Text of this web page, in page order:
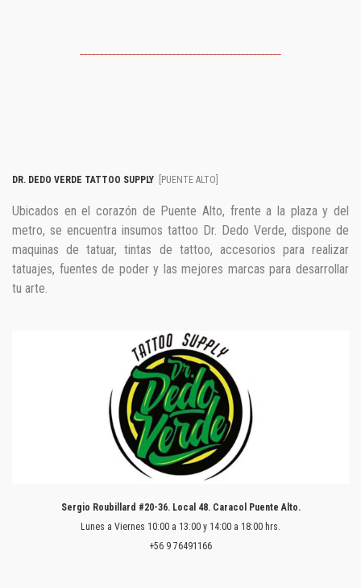
DR. DEDO VERDE TATTOO SUPPLY [PUENTE ALTO]
Ubicados en el corazón de Puente Alto, frente a la plaza y del
metro, se encuentra insumos tattoo Dr. Dedo Verde, dispone de
maquinas de tatuar, tintas de tattoo, accesorios para realizar
tatuajes, fuentes de poder y las mejores marcas para desarrollar
tu arte.
Sergio Roubillard #20-36. Local 48. Caracol Puente Alto.
Lunes a Viernes 10:00 a 13:00 y 14:00 a 18:00 hrs.
+56 9 76491166